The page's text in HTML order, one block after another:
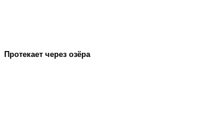
Протекает через озёра